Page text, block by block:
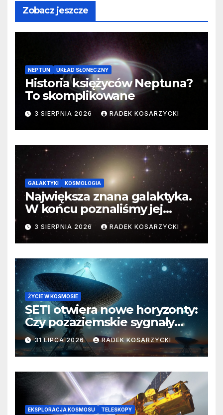
Zobacz jeszcze
NEPTUN UKŁAD SŁONECZNY
Historia księżyców Neptuna?
To skomplikowane
3 SIERPNIA 2026 RADEK KOSARZYCKI
GALAKTYKI KOSMOLOGIA
Największa znana galaktyka.
W końcu poznaliśmy jej
faktyczne wymiary
3 SIERPNIA 2026 RADEK KOSARZYCKI
ŻYCIE W KOSMOSIE
SETI otwiera nowe horyzonty:
Czy pozaziemskie sygnały
czekają w nieoczekiwanych
miejscach?
31 LIPCA 2026 RADEK KOSARZYCKI
EKSPLORACJA KOSMOSU TELESKOPY